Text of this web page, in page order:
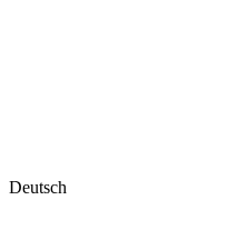
Deutsch